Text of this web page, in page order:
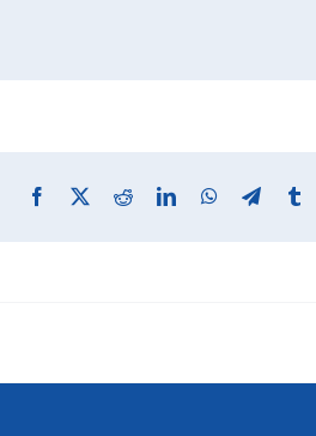
Facebook RedditLinkedInWhatsApp